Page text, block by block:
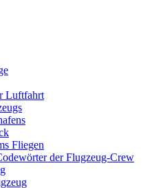
Luftfahrt
Fliegen
der Flugzeug-Crew